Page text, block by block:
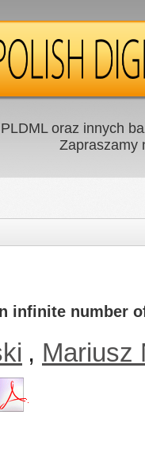
oraz innych
Zapraszamy
infinite number
, Mariusz